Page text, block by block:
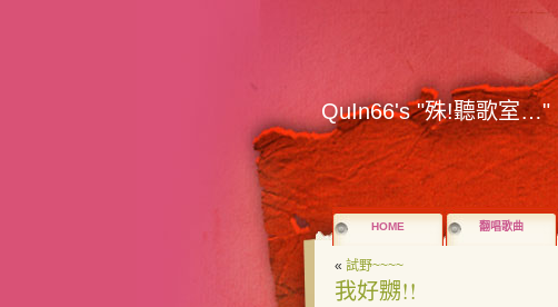
QuIn66's "殊!聽歌室…"
HOME 翻唱歌曲
« 試野~~~~
我好嬲!!